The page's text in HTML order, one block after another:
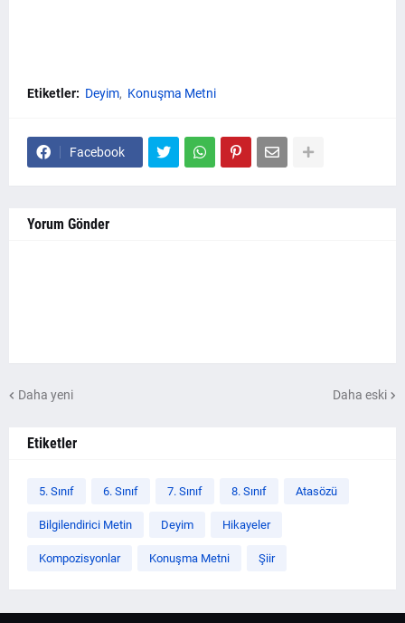
Etiketler: Deyim Konuşma Metni
Facebook
Yorum Gönder
Daha yeni Daha eski
Etiketler
5. Sınıf 6. Sınıf 7. Sınıf 8. Sınıf Atasözü
Bilgilendirici Metin Deyim Hikayeler
Kompozisyonlar Konuşma Metni Şiir